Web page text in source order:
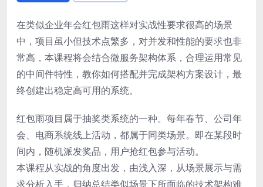
在类似企业年会红包雨这样对实战性要求很高的场景
中，项目虽小但技术点繁多，对并发和性能的要求也非
常高，本课程将会结合微服务架构体系，合理运用常见
的中间件特性，教你如何搭配并完成架构方案设计，最
终创建出稳定高可用的系统。
红包雨项目属于抽奖类系统的一种。每年春节、公司年
会、电商系统线上活动，都属于同类场景。即在某段时
间内，随机派发奖品，用户抢红包参与活动。
本课程从实战的角度出发，由浅入深，从场景展示与需
求分析入手，归纳总结类似场景下所面临的技术架构难